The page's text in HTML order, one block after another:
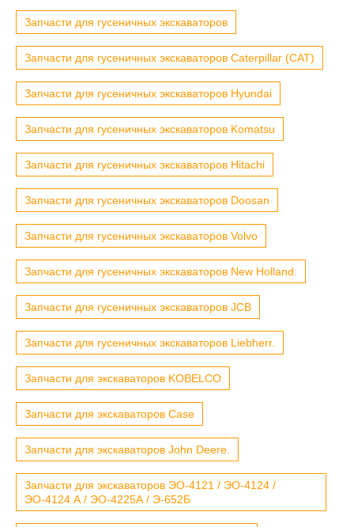
Запчасти для гусеничных экскаваторов
Запчасти для гусеничных экскаваторов Caterpillar (CAT)
Запчасти для гусеничных экскаваторов Hyundai
Запчасти для гусеничных экскаваторов Komatsu
Запчасти для гусеничных экскаваторов Hitachi
Запчасти для гусеничных экскаваторов Doosan
Запчасти для гусеничных экскаваторов Volvo
Запчасти для гусеничных экскаваторов New Holland.
Запчасти для гусеничных экскаваторов JCB
Запчасти для гусеничных экскаваторов Liebherr.
Запчасти для экскаваторов KOBELCO
Запчасти для экскаваторов Case
Запчасти для экскаваторов John Deere.
Запчасти для экскаваторов ЭО-4121 / ЭО-4124 /
ЭО-4124 А / ЭО-4225А / Э-652Б